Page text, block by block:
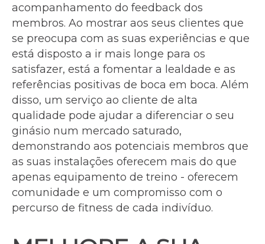
acompanhamento do feedback dos
membros. Ao mostrar aos seus clientes que
se preocupa com as suas experiências e que
está disposto a ir mais longe para os
satisfazer, está a fomentar a lealdade e as
referências positivas de boca em boca. Além
disso, um serviço ao cliente de alta
qualidade pode ajudar a diferenciar o seu
ginásio num mercado saturado,
demonstrando aos potenciais membros que
as suas instalações oferecem mais do que
apenas equipamento de treino - oferecem
comunidade e um compromisso com o
percurso de fitness de cada indivíduo.